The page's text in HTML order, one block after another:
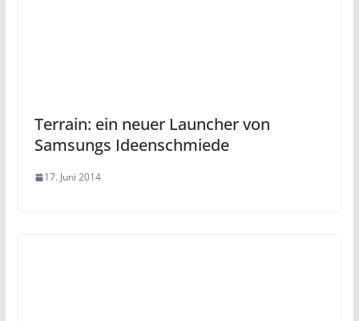
Terrain: ein neuer Launcher von
Samsungs Ideenschmiede
17. Juni 2014